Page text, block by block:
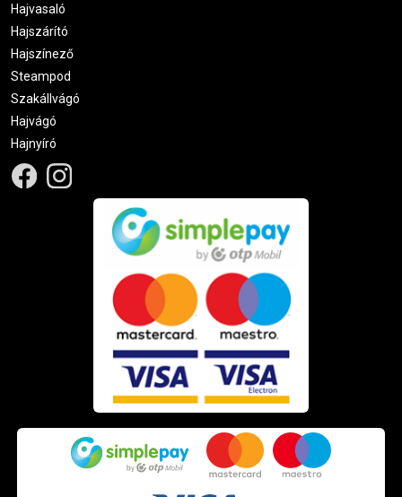
Hajvasaló
Hajszárító
Hajszínező
Steampod
Szakállvágó
Hajvágó
Hajnyíró